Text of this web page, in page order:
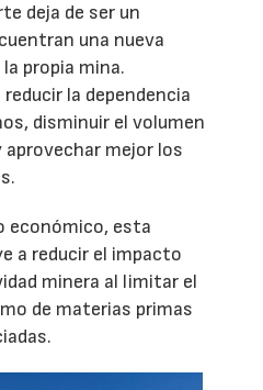
deja de ser un
una nueva
propia mina.
la dependencia
disminuir el volumen
mejor los
económico, esta
a reducir el impacto
minera al limitar el
de materias primas